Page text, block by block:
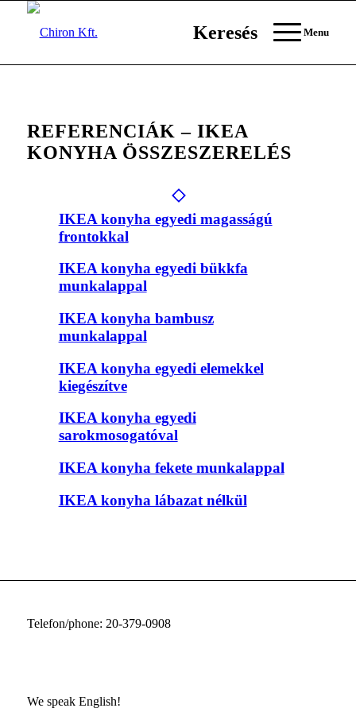
Keresés Menu
REFERENCIÁK – IKEA
KONYHA ÖSSZESZERELÉS
IKEA konyha egyedi magasságú
frontokkal
IKEA konyha egyedi bükkfa
munkalappal
IKEA konyha bambusz
munkalappal
IKEA konyha egyedi elemekkel
kiegészítve
IKEA konyha egyedi
sarokmosogatóval
IKEA konyha fekete munkalappal
IKEA konyha lábazat nélkül
Telefon/phone: 20-379-0908
We speak English!